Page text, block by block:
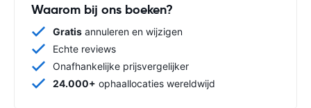
Waarom bij ons boeken?
Gratis annuleren en wijzigen
Echte reviews
Onafhankelijke prijsvergelijker
24.000+ ophaallocaties wereldwijd